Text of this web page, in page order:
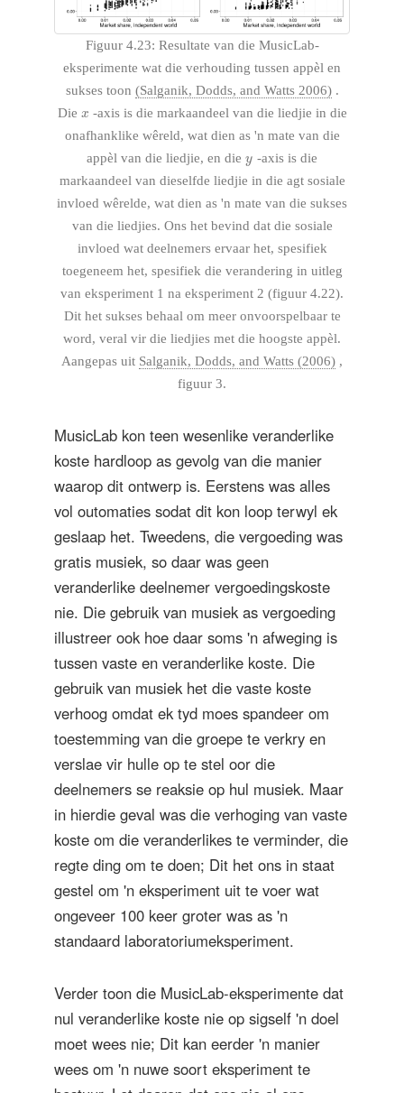
Figuur 4.23: Resultate van die MusicLab-
eksperimente wat die verhouding tussen appèl en
sukses toon (Salganik, Dodds, and Watts 2006).
Die x
x -axis is die markaandeel van die liedjie in die
onafhanklike wêreld, wat dien as 'n mate van die
appèl van die liedjie, en diey
y -axis is die
markaandeel van dieselfde liedjie in die agt sosiale
invloed wêrelde, wat dien as 'n mate van die sukses
van die liedjies. Ons het bevind dat die sosiale
invloed wat deelnemers ervaar het, spesifiek
toegeneem het, spesifiek die verandering in uitleg
van eksperiment 1 na eksperiment 2 (figuur 4.22).
Dit het sukses behaal om meer onvoorspelbaar te
word, veral vir die liedjies met die hoogste appèl.
Aangepas uit Salganik, Dodds, and Watts (2006) ,
figuur 3.
MusicLab kon teen wesenlike veranderlike
koste hardloop as gevolg van die manier
waarop dit ontwerp is. Eerstens was alles
vol outomaties sodat dit kon loop terwyl ek
geslaap het. Tweedens, die vergoeding was
gratis musiek, so daar was geen
veranderlike deelnemer vergoedingskoste
nie. Die gebruik van musiek as vergoeding
illustreer ook hoe daar soms 'n afweging is
tussen vaste en veranderlike koste. Die
gebruik van musiek het die vaste koste
verhoog omdat ek tyd moes spandeer om
toestemming van die groepe te verkry en
verslae vir hulle op te stel oor die
deelnemers se reaksie op hul musiek. Maar
in hierdie geval was die verhoging van vaste
koste om die veranderlikes te verminder, die
regte ding om te doen; Dit het ons in staat
gestel om 'n eksperiment uit te voer wat
ongeveer 100 keer groter was as 'n
standaard laboratoriumeksperiment.
Verder toon die MusicLab-eksperimente dat
nul veranderlike koste nie op sigself 'n doel
moet wees nie; Dit kan eerder 'n manier
wees om 'n nuwe soort eksperiment te